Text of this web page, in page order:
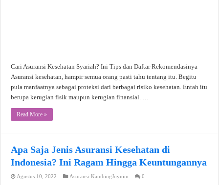
Cari Asuransi Kesehatan Syariah? Ini Tips dan Daftar Rekomendasinya
Asuransi kesehatan, hampir semua orang pasti tahu tentang itu. Begitu
pula manfaatnya sebagai proteksi dari berbagai risiko kesehatan. Entah itu
berupa kerugian fisik maupun kerugian finansial. …
Read More »
Apa Saja Jenis Asuransi Kesehatan di
Indonesia? Ini Ragam Hingga Keuntungannya
Agustus 10, 2022 Asuransi-KambingJoynim 0